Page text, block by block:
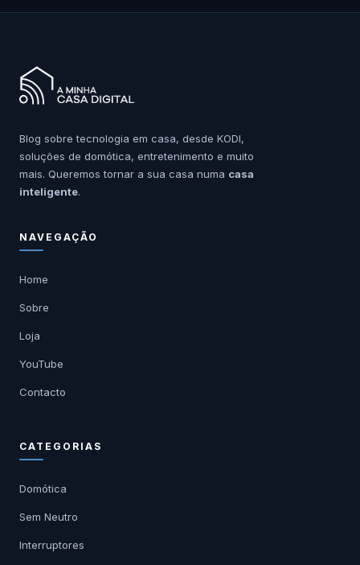
Blog sobre tecnologia em casa, desde KODI,
soluções de domótica, entretenimento e muito
mais. Queremos tornar a sua casa numa casa
inteligente.
NAVEGAÇÃO
Home
Sobre
Loja
YouTube
Contacto
CATEGORIAS
Domótica
Sem Neutro
Interruptores